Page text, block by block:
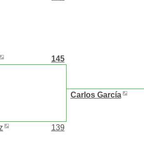
145
139
Carlos García